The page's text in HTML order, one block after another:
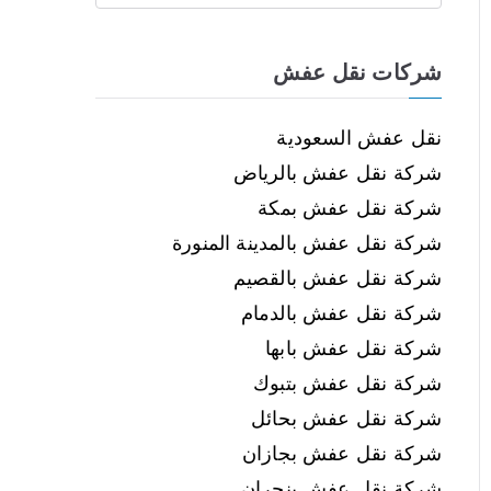
شركات نقل عفش
نقل عفش السعودية
شركة نقل عفش بالرياض
شركة نقل عفش بمكة
شركة نقل عفش بالمدينة المنورة
شركة نقل عفش بالقصيم
شركة نقل عفش بالدمام
شركة نقل عفش بابها
شركة نقل عفش بتبوك
شركة نقل عفش بحائل
شركة نقل عفش بجازان